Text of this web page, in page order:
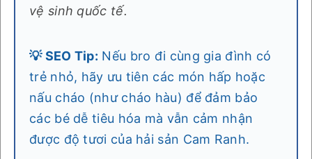
vệ sinh quốc tế.
💡 SEO Tip: Nếu bro đi cùng gia đình có
trẻ nhỏ, hãy ưu tiên các món hấp hoặc
nấu cháo (như cháo hàu) để đảm bảo
các bé dễ tiêu hóa mà vẫn cảm nhận
được độ tươi của hải sản Cam Ranh.